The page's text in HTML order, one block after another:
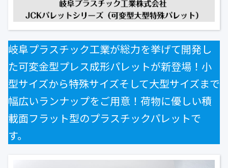
会社案内
🇺🇸🇰🇷🇹🇼🇻🇳
岐阜プラスチック工業が総力を挙げて開発し
た可変金型プレス成形パレットが新登場！小
型サイズから特殊サイズそして大型サイズまで
幅広いランナップをご用意！荷物に優しい積
載面フラット型のプラスチックパレットで
す。